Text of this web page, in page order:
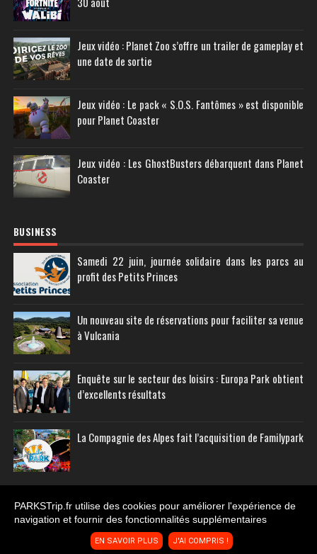
Jeux vidéo : Planet Zoo s’offre un trailer de gameplay et
une date de sortie
Jeux vidéo : Le pack « S.O.S. Fantômes » est disponible
pour Planet Coaster
Jeux vidéo : Les GhostBusters débarquent dans Planet
Coaster
BUSINESS
Samedi 22 juin, journée solidaire dans les parcs au
profit des Petits Princes
Un nouveau site de réservations pour faciliter sa venue
à Vulcania
Enquête sur le secteur des loisirs : Europa Park obtient
d’excellents résultats
La Compagnie des Alpes fait l’acquisition de Familypark
Copyright © 2011- 2026PARKS Trip
PARKSTrip.fr utilise des cookies pour améliorer l'expérience de
navigation et fournir des fonctionnalités supplémentaires
EN SAVOIR PLUS J'AI COMPRIS !